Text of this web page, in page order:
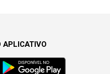
APLICATIVO